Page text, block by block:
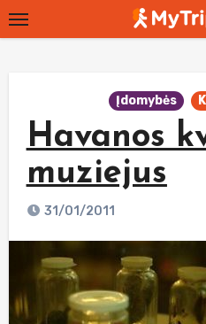
Skip
to
Įdomybės
Havanos
muziejus
31/01/2011